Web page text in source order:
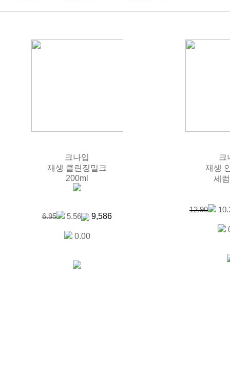
크나입
재생 클린징밀크
200ml
6.95 5.56 9,586
0.00
크
재생
세
12.90